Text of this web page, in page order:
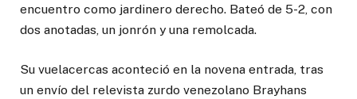
encuentro como jardinero derecho. Bateó de 5-2, con
dos anotadas, un jonrón y una remolcada.
Su vuelacercas aconteció en la novena entrada, tras
un envío del relevista zurdo venezolano Brayhans